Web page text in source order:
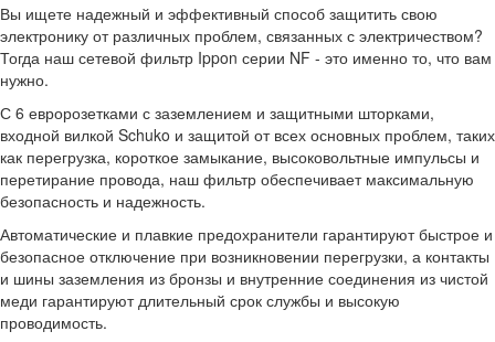
Вы ищете надежный и эффективный способ защитить свою
электронику от различных проблем, связанных с электричеством?
Тогда наш сетевой фильтр Ippon серии NF - это именно то, что вам
нужно.
С 6 евророзетками с заземлением и защитными шторками,
входной вилкой Schuko и защитой от всех основных проблем, таких
как перегрузка, короткое замыкание, высоковольтные импульсы и
перетирание провода, наш фильтр обеспечивает максимальную
безопасность и надежность.
Автоматические и плавкие предохранители гарантируют быстрое и
безопасное отключение при возникновении перегрузки, а контакты
и шины заземления из бронзы и внутренние соединения из чистой
меди гарантируют длительный срок службы и высокую
проводимость.